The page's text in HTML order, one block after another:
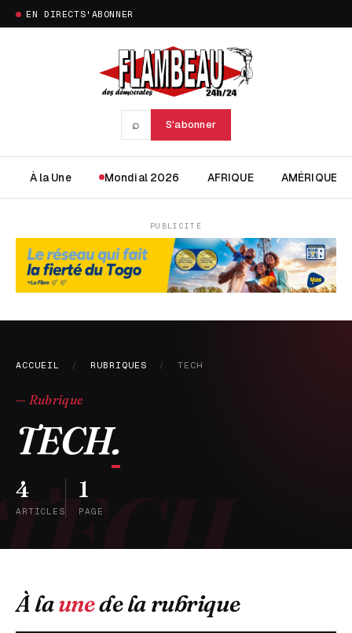
EN DIRECTS'ABONNER
⌕ S'abonner
À la Une Mondial 2026 AFRIQUE AMÉRIQUE
PUBLICITÉ
ACCUEIL / RUBRIQUES / TECH
— Rubrique
TECH.
4
ARTICLES
1
PAGE
À launede la rubrique